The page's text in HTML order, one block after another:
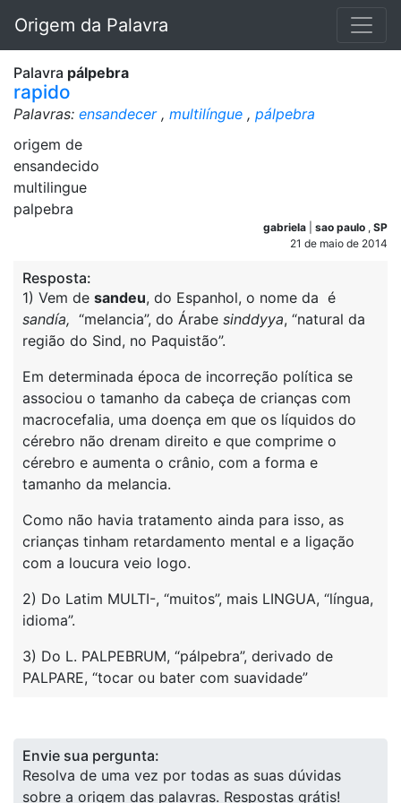
Origem da Palavra
Palavra pálpebra
rapido
Palavras: ensandecer, multilíngue , pálpebra
origem de
ensandecido
multilingue
palpebra
gabriela sao paulo , SP
21 de maio de 2014
Resposta:
1) Vem de sandeu, do Espanhol, o nome da é
sandía, “melancia”, do Árabe sinddyya, “natural da
região do Sind, no Paquistão”.
Em determinada época de incorreção política se
associou o tamanho da cabeça de crianças com
macrocefalia, uma doença em que os líquidos do
cérebro não drenam direito e que comprime o
cérebro e aumenta o crânio, com a forma e
tamanho da melancia.
Como não havia tratamento ainda para isso, as
crianças tinham retardamento mental e a ligação
com a loucura veio logo.
2) Do Latim MULTI-, “muitos”, mais LINGUA, “língua,
idioma”.
3) Do L. PALPEBRUM, “pálpebra”, derivado de
PALPARE, “tocar ou bater com suavidade”
Envie sua pergunta:
Resolva de uma vez por todas as suas dúvidas
sobre a origem das palavras. Respostas grátis!